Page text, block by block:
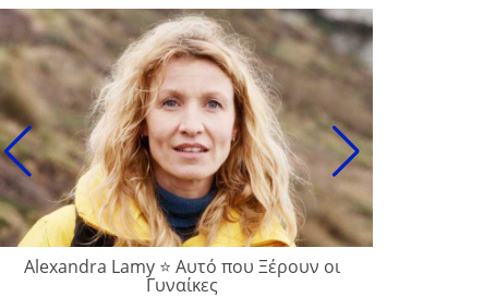
Alexandra Lamy ⭐ Αυτό που Ξέρουν οι
Γυναίκες